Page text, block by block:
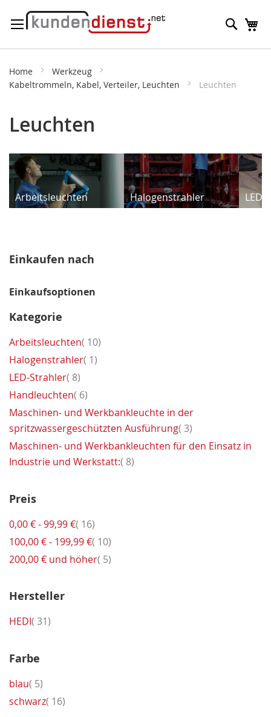
zum
Suche
Home
Werkzeug
Kabeltrommeln, Kabel, Verteiler, Leuchten
Leuchten
Leuchten
Arbeitsleuchten Halogenstrahler LED-
Einkaufen nach
Einkaufsoptionen
Kategorie
Arbeitsleuchten 10Artikel
Halogenstrahler 1Artikel
LED-Strahler 8Artikel
Handleuchten 6Artikel
Maschinen- und Werkbankleuchte in der
spritzwassergeschützten Ausführung 3Artikel
Maschinen- und Werkbankleuchten für den Einsatz in
Industrie und Werkstatt: 8Artikel
Preis
0,00 €-99,99 € 16Artikel
100,00 €- 199,99 € 10Artikel
200,00 € und höher 5Artikel
Hersteller
HEDI 31Artikel
Farbe
blau 5Artikel
schwarz 16Artikel